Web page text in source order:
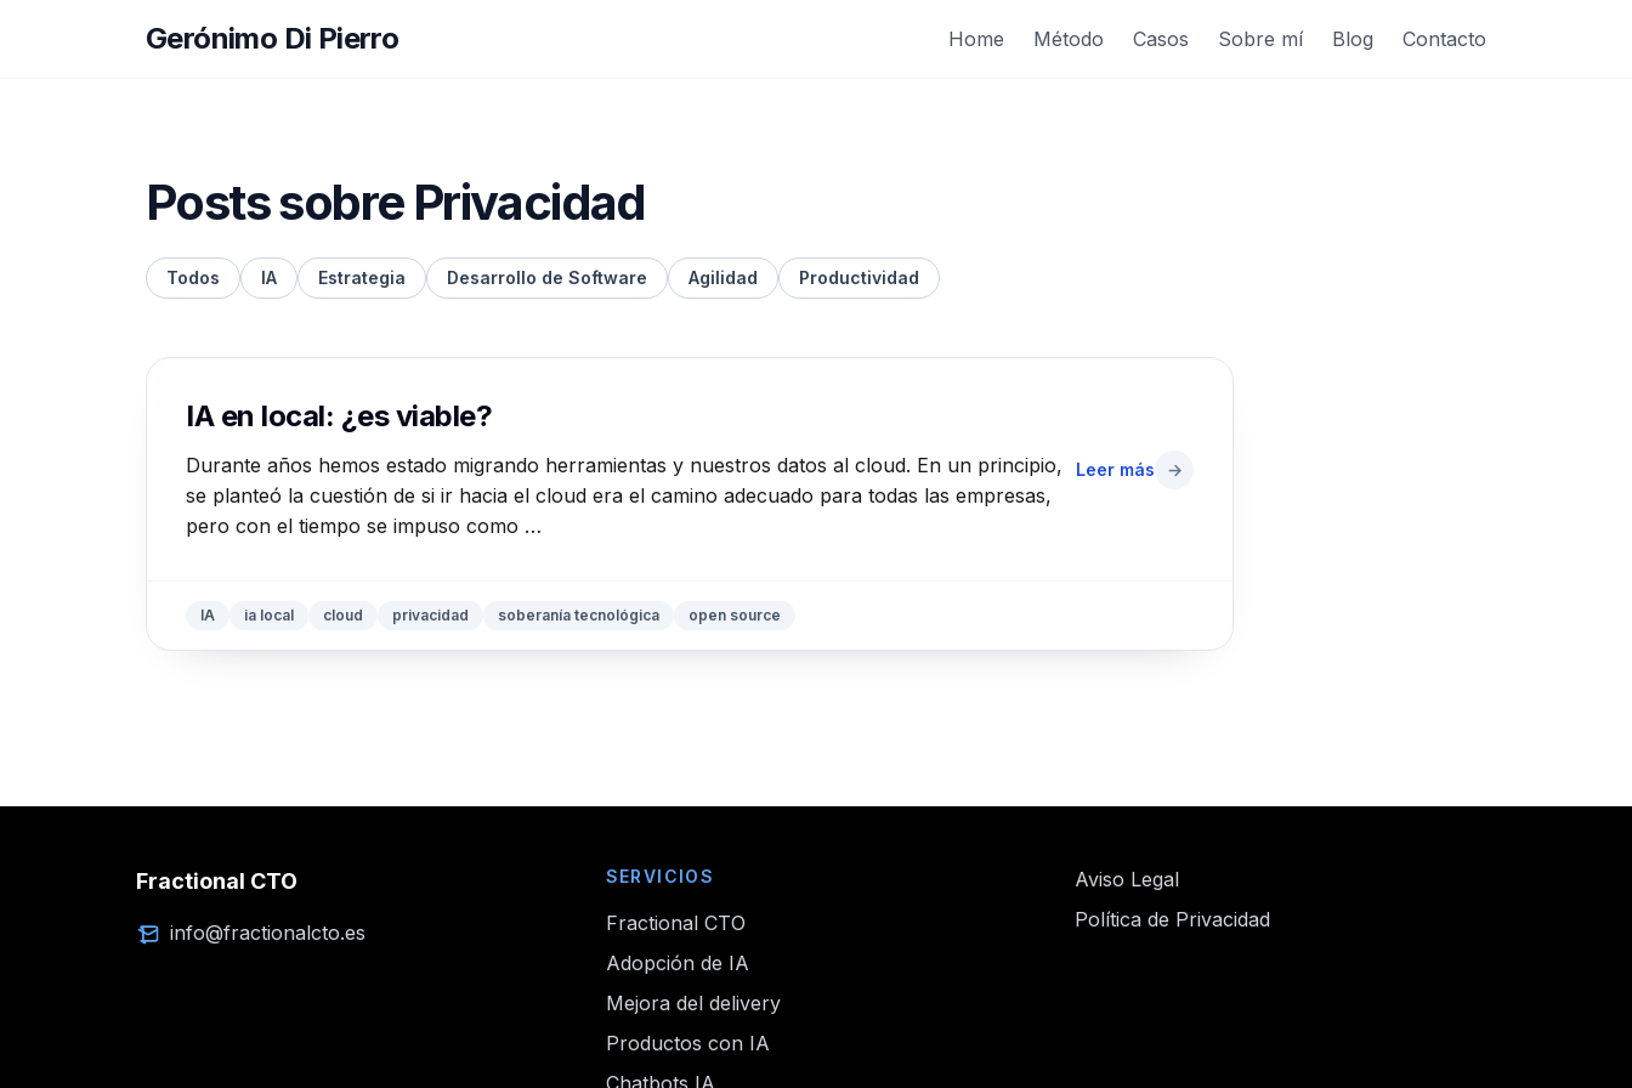
Gerónimo Di Pierro Home Método Casos Sobre mí Blog Contacto
Posts sobre Privacidad
Todos IA Estrategia Desarrollo de Software Agilidad Productividad
IA en local: ¿es viable?
Durante años hemos estado migrando herramientas y nuestros datos al cloud. En un principio,
se planteó la cuestión de si ir hacia el cloud era el camino adecuado para todas las empresas,
pero con el tiempo se impuso como …
Leer más →
IA ia local cloud privacidad soberanía tecnológica open source
Fractional CTO
info@fractionalcto.es
SERVICIOS
Fractional CTO
Adopción de IA
Mejora del delivery
Productos con IA
Chatbots IA
Aviso Legal
Política de Privacidad